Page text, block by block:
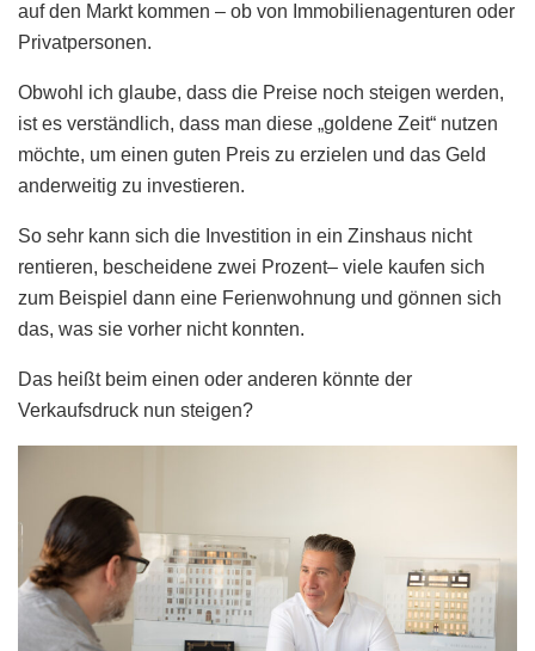
auf den Markt kommen – ob von Immobilienagenturen oder
Privatpersonen.
Obwohl ich glaube, dass die Preise noch steigen werden,
ist es verständlich, dass man diese „goldene Zeit“ nutzen
möchte, um einen guten Preis zu erzielen und das Geld
anderweitig zu investieren.
So sehr kann sich die Investition in ein Zinshaus nicht
rentieren, bescheidene zwei Prozent– viele kaufen sich
zum Beispiel dann eine Ferienwohnung und gönnen sich
das, was sie vorher nicht konnten.
Das heißt beim einen oder anderen könnte der
Verkaufsdruck nun steigen?